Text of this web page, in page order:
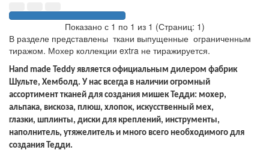
Показано с 1 по 1 из 1 (Страниц: 1)
В разделе представлены ткани выпущенные ограниченным
тиражом. Мохер коллекции extra не тиражируется.
Hand made Teddy является официальным дилером фабрик
Шульте, Хемболд. У нас всегда в наличии огромный
ассортимент тканей для создания мишек Тедди: мохер,
альпака, вискоза, плюш, хлопок, искусственный мех,
глазки, шплинты, диски для креплений, инструменты,
наполнитель, утяжелитель и много всего необходимого для
создания Тедди.